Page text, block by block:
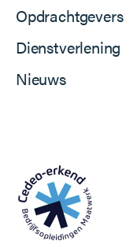
Opdrachtgevers
Dienstverlening
Nieuws